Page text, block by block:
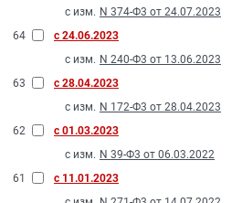
с изм. N 374-Ф3 от 24.07.2023
64
с 24.06.2023
с изм. N 240-Ф3 от 13.06.2023
63
с 28.04.2023
с изм. N 172-Ф3 от 28.04.2023
62
с 01.03.2023
с изм. N 39-Ф3 от 06.03.2022
61
с 11.01.2023